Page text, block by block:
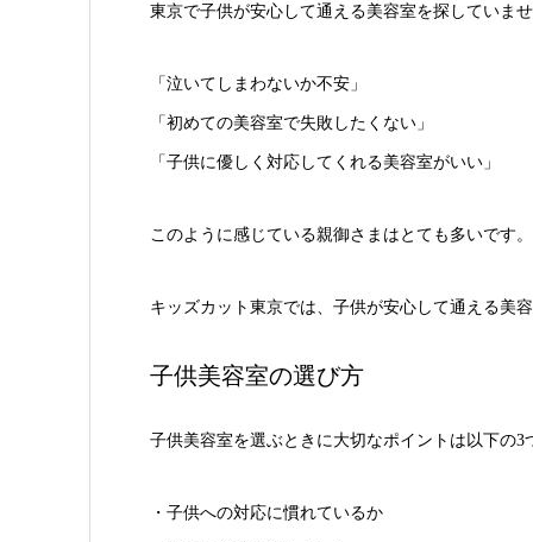
東京で子供が安心して通える美容室を探していま
「泣いてしまわないか不安」
「初めての美容室で失敗したくない」
「子供に優しく対応してくれる美容室がいい」
このように感じている親御さまはとても多いです。
キッズカット東京では、子供が安心して通える美
子供美容室の選び方
子供美容室を選ぶときに大切なポイントは以下の3
・子供への対応に慣れているか